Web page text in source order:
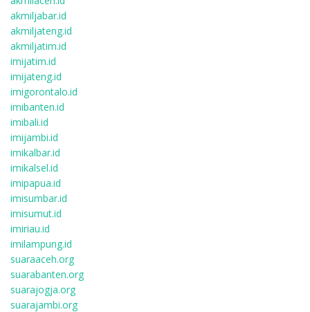
akmiljabar.id
akmiljateng.id
akmiljatim.id
imijatim.id
imijateng.id
imigorontalo.id
imibanten.id
imibali.id
imijambi.id
imikalbar.id
imikalsel.id
imipapua.id
imisumbar.id
imisumut.id
imiriau.id
imilampung.id
suaraaceh.org
suarabanten.org
suarajogja.org
suarajambi.org